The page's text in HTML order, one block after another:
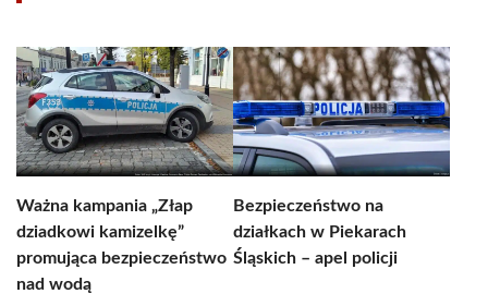
Ważna kampania „Złap
dziadkowi kamizelkę”
promująca bezpieczeństwo
nad wodą
Bezpieczeństwo na
działkach w Piekarach
Śląskich – apel policji